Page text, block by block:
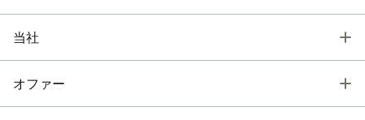
当社
オファー